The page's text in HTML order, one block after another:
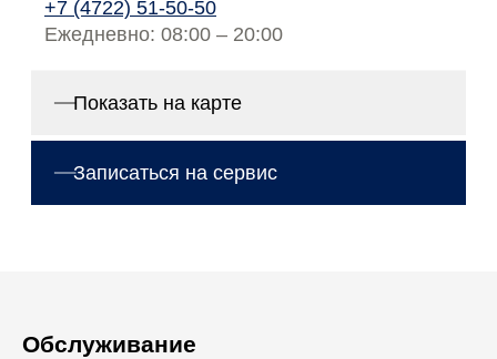
+7 (4722) 51-50-50
Ежедневно: 08:00 – 20:00
Показать на карте
Записаться на сервис
Обслуживание